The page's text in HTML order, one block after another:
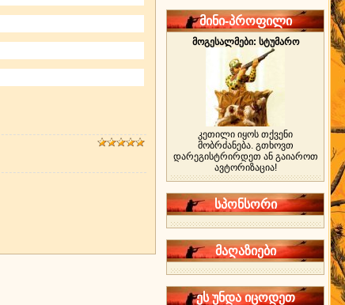
მინი-პროფილი
მოგესალმები: სტუმარო
კეთილი იყოს თქვენი
მობრძანება. გთხოვთ
დარეგისტრირდეთ ან გაიაროთ
ავტორიზაცია!
სპონსორი
მაღაზიები
ეს უნდა იცოდეთ